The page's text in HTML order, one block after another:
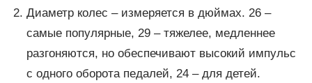
Диаметр колес – измеряется в дюймах. 26 –
самые популярные, 29 – тяжелее, медленнее
разгоняются, но обеспечивают высокий импульс
с одного оборота педалей, 24 – для детей.